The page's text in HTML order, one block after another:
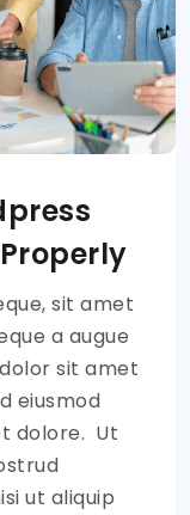
sit amet
a augue
sit amet
eiusmod
dolore. Ut
ut aliquip